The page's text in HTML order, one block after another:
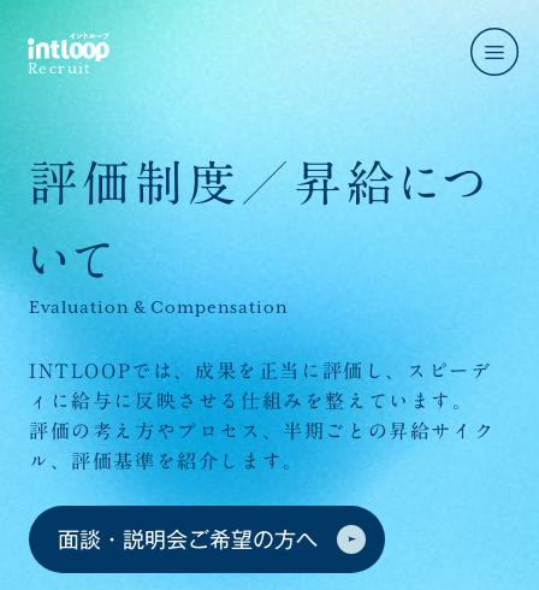
Message
事業紹介
職種紹介
Job introduction
インタビュー
仕事環境
Environment
Recruit
評価制度／昇給につ
いて
Evaluation & Compensation
INTLOOPでは、成果を正当に評価し、スピーデ
ィに給与に反映させる仕組みを整えています。
評価の考え方やプロセス、半期ごとの昇給サイク
ル、評価基準を紹介します。
面談・説明会ご希望の方へ